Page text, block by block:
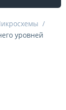
/
уровней